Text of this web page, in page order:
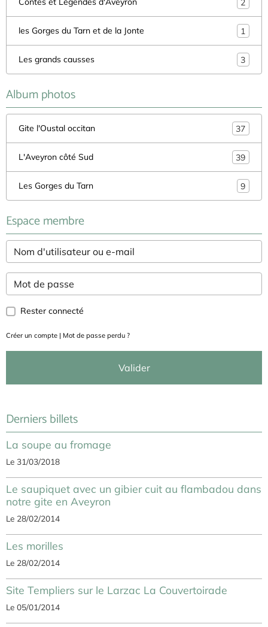
les Gorges du Tarn et de la Jonte 1
Les grands causses 3
Album photos
Gite l'Oustal occitan 37
L'Aveyron côté Sud 39
Les Gorges du Tarn 9
Espace membre
Rester connecté
Créer un compte | Mot de passe perdu ?
Valider
Derniers billets
La soupe au fromage
Le 31/03/2018
Le saupiquet avec un gibier cuit au flambadou dans
notre gite en Aveyron
Le 28/02/2014
Les morilles
Le 28/02/2014
Site Templiers sur le Larzac La Couvertoirade
Le 05/01/2014